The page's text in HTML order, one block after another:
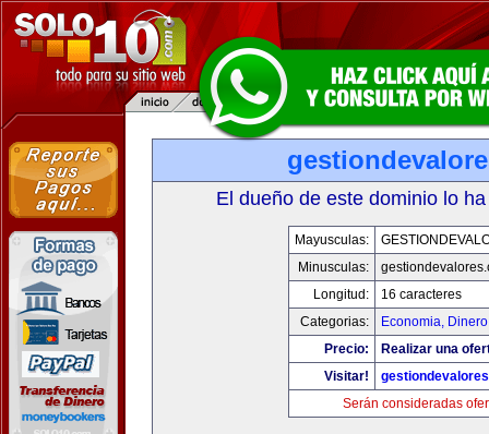
El dueño de este dominio lo
Mayusculas:
Minusculas:
Longitud:
16 caracteres
Categorias:
Economia,
Precio:
Realizar una
Visitar!
Serán consideradas